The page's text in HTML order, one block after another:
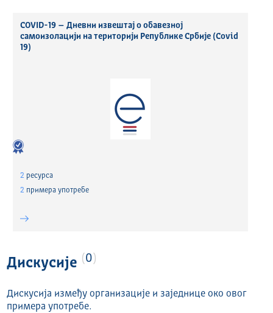
COVID-19 – Дневни извештај о обавезној
самоизолацији на територији Републике Србије (Covid
19)
2 ресурса
2 примера употребе
Дискусије 0
Дискусија између организације и заједнице око овог
примера употребе.